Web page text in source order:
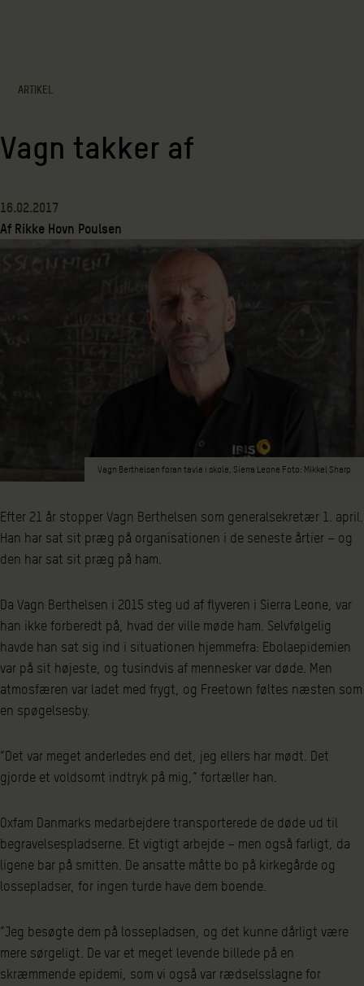
ARTIKEL
Vagn takker af
16.02.2017
Af Rikke Hovn Poulsen
Vagn Berthelsen foran tavle i skole, Sierra Leone Foto: Mikkel Sharp
Efter 21 år stopper Vagn Berthelsen som generalsekretær 1. april.
Han har sat sit præg på organisationen i de seneste årtier – og
den har sat sit præg på ham.
Da Vagn Berthelsen i 2015 steg ud af flyveren i Sierra Leone, var
han ikke forberedt på, hvad der ville møde ham. Selvfølgelig
havde han sat sig ind i situationen hjemmefra: Ebolaepidemien
var på sit højeste, og tusindvis af mennesker var døde. Men
atmosfæren var ladet med frygt, og Freetown føltes næsten som
en spøgelsesby.
”Det var meget anderledes end det, jeg ellers har mødt. Det
gjorde et voldsomt indtryk på mig,” fortæller han.
Oxfam Danmarks medarbejdere transporterede de døde ud til
begravelsespladserne. Et vigtigt arbejde – men også farligt, da
ligene bar på smitten. De ansatte måtte bo på kirkegårde og
lossepladser, for ingen turde have dem boende.
”Jeg besøgte dem på lossepladsen, og det kunne dårligt være
mere sørgeligt. De var et meget levende billede på en
skræmmende epidemi, som vi også var rædselsslagne for